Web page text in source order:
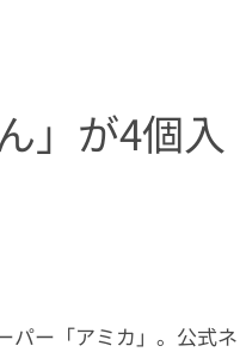
」が4個入
パー「アミカ」。公式ネ